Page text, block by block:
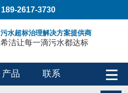
189-2617-3730
污水超标治理解决方案提供商
希洁让每一滴污水都达标
产品 联系